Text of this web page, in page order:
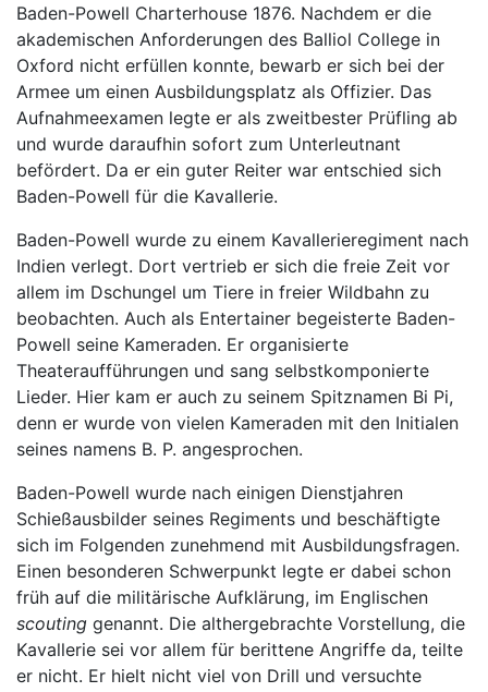
Baden-Powell Charterhouse 1876. Nachdem er die
akademischen Anforderungen des Balliol College in
Oxford nicht erfüllen konnte, bewarb er sich bei der
Armee um einen Ausbildungsplatz als Offizier. Das
Aufnahmeexamen legte er als zweitbester Prüfling ab
und wurde daraufhin sofort zum Unterleutnant
befördert. Da er ein guter Reiter war entschied sich
Baden-Powell für die Kavallerie.
Baden-Powell wurde zu einem Kavallerieregiment nach
Indien verlegt. Dort vertrieb er sich die freie Zeit vor
allem im Dschungel um Tiere in freier Wildbahn zu
beobachten. Auch als Entertainer begeisterte Baden-
Powell seine Kameraden. Er organisierte
Theateraufführungen und sang selbstkomponierte
Lieder. Hier kam er auch zu seinem Spitznamen Bi Pi,
denn er wurde von vielen Kameraden mit den Initialen
seines namens B. P. angesprochen.
Baden-Powell wurde nach einigen Dienstjahren
Schießausbilder seines Regiments und beschäftigte
sich im Folgenden zunehmend mit Ausbildungsfragen.
Einen besonderen Schwerpunkt legte er dabei schon
früh auf die militärische Aufklärung, im Englischen
scouting genannt. Die althergebrachte Vorstellung, die
Kavallerie sei vor allem für berittene Angriffe da, teilte
er nicht. Er hielt nicht viel von Drill und versuchte